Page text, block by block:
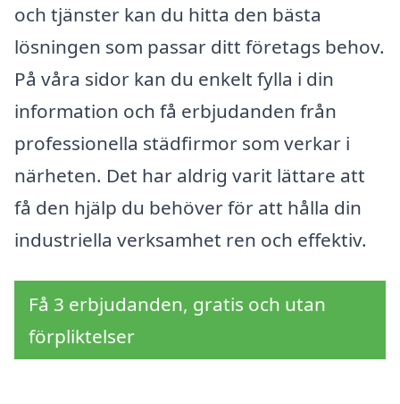
och tjänster kan du hitta den bästa
lösningen som passar ditt företags behov.
På våra sidor kan du enkelt fylla i din
information och få erbjudanden från
professionella städfirmor som verkar i
närheten. Det har aldrig varit lättare att
få den hjälp du behöver för att hålla din
industriella verksamhet ren och effektiv.
Få 3 erbjudanden, gratis och utan
förpliktelser